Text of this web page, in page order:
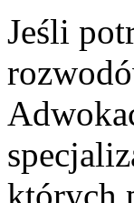
Jeśli